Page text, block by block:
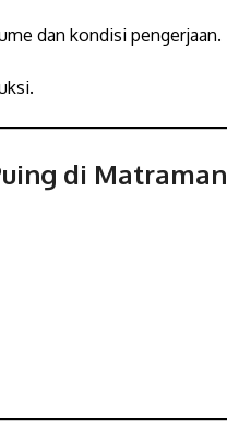
dan kondisi pengerjaan.
di Matraman